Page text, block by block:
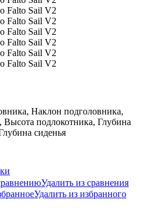
Наклон подголовника,
подлокотника, Глубина
сиденья
Удалить из сравнения
Удалить из избранного